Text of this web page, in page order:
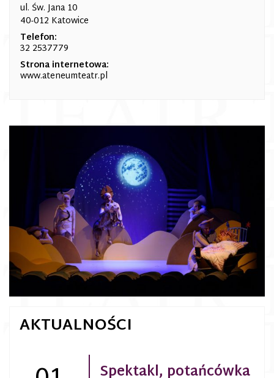
ul. Św. Jana 10
40-012 Katowice
Telefon:
32 2537779
Strona internetowa:
www.ateneumteatr.pl
AKTUALNOŚCI
Spektakl, potańcówka